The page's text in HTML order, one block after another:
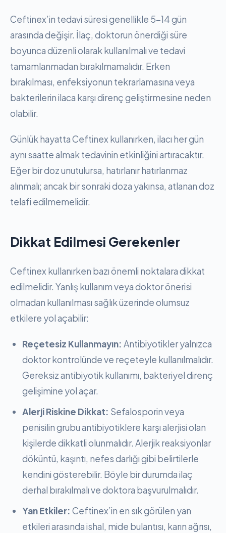
Ceftinex’in tedavi süresi genellikle 5-14 gün
arasında değişir. İlaç, doktorun önerdiği süre
boyunca düzenli olarak kullanılmalı ve tedavi
tamamlanmadan bırakılmamalıdır. Erken
bırakılması, enfeksiyonun tekrarlamasına veya
bakterilerin ilaca karşı direnç geliştirmesine neden
olabilir.
Günlük hayatta Ceftinex kullanırken, ilacı her gün
aynı saatte almak tedavinin etkinliğini artıracaktır.
Eğer bir doz unutulursa, hatırlanır hatırlanmaz
alınmalı; ancak bir sonraki doza yakınsa, atlanan doz
telafi edilmemelidir.
Dikkat Edilmesi Gerekenler
Ceftinex kullanırken bazı önemli noktalara dikkat
edilmelidir. Yanlış kullanım veya doktor önerisi
olmadan kullanılması sağlık üzerinde olumsuz
etkilere yol açabilir:
Reçetesiz Kullanmayın: Antibiyotikler yalnızca
doktor kontrolünde ve reçeteyle kullanılmalıdır.
Gereksiz antibiyotik kullanımı, bakteriyel direnç
gelişimine yol açar.
Alerji Riskine Dikkat: Sefalosporin veya
penisilin grubu antibiyotiklere karşı alerjisi olan
kişilerde dikkatli olunmalıdır. Alerjik reaksiyonlar
döküntü, kaşıntı, nefes darlığı gibi belirtilerle
kendini gösterebilir. Böyle bir durumda ilaç
derhal bırakılmalı ve doktora başvurulmalıdır.
Yan Etkiler: Ceftinex’in en sık görülen yan
etkileri arasında ishal, mide bulantısı, karın ağrısı,